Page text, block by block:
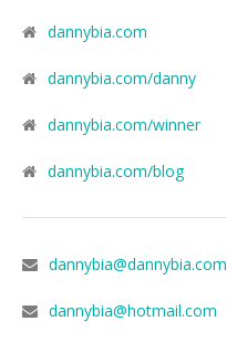
dannybia.com
dannybia.com/danny
dannybia.com/winner
dannybia.com/blog
dannybia@dannybia.com
dannybia@hotmail.com